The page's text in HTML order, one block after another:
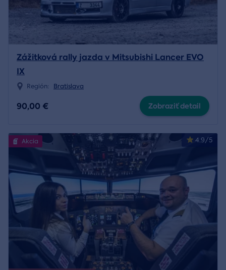
Zážitková rally jazda v Mitsubishi Lancer EVO
IX
Región: Bratislava
90,00 € Zobraziť detail
4.9/5
Akcia